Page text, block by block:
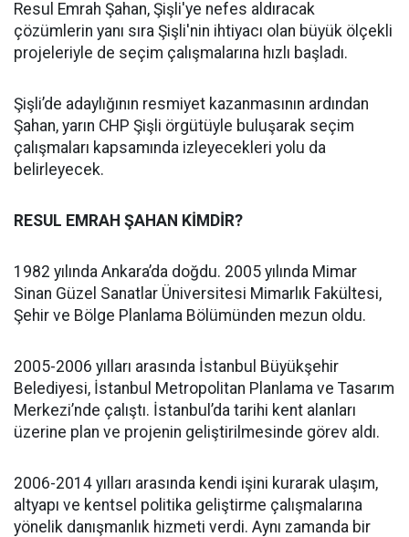
Resul Emrah Şahan, Şişli'ye nefes aldıracak
çözümlerin yanı sıra Şişli'nin ihtiyacı olan büyük ölçekli
projeleriyle de seçim çalışmalarına hızlı başladı.
Şişli’de adaylığının resmiyet kazanmasının ardından
Şahan, yarın CHP Şişli örgütüyle buluşarak seçim
çalışmaları kapsamında izleyecekleri yolu da
belirleyecek.
RESUL EMRAH ŞAHAN KİMDİR?
1982 yılında Ankara’da doğdu. 2005 yılında Mimar
Sinan Güzel Sanatlar Üniversitesi Mimarlık Fakültesi,
Şehir ve Bölge Planlama Bölümünden mezun oldu.
2005-2006 yılları arasında İstanbul Büyükşehir
Belediyesi, İstanbul Metropolitan Planlama ve Tasarım
Merkezi’nde çalıştı. İstanbul’da tarihi kent alanları
üzerine plan ve projenin geliştirilmesinde görev aldı.
2006-2014 yılları arasında kendi işini kurarak ulaşım,
altyapı ve kentsel politika geliştirme çalışmalarına
yönelik danışmanlık hizmeti verdi. Aynı zamanda bir